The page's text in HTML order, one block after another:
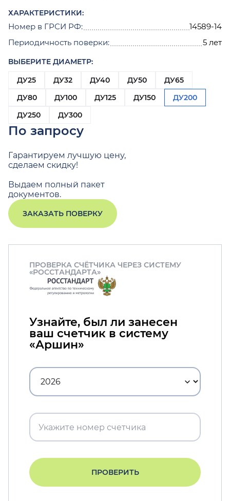
ХАРАКТЕРИСТИКИ:
Номер в ГРСИ РФ:
14589-14
Периодичность поверки:
5 лет
ВЫБЕРИТЕ ДИАМЕТР:
ДУ25
ДУ32 ДУ40 ДУ50
ДУ65
ДУ80
ДУ100 ДУ125 ДУ150
ДУ200
ДУ250
ДУ300
По запросу
Гарантируем лучшую цену,
сделаем скидку!
Выдаем полный пакет
документов.
ЗАКАЗАТЬ ПОВЕРКУ
ПРОВЕРКА СЧЁТЧИКА ЧЕРЕЗ СИСТЕМУ
«РОССТАНДАРТА»
Узнайте, был ли занесен
ваш счетчик в систему
«Аршин»
ПРОВЕРИТЬ